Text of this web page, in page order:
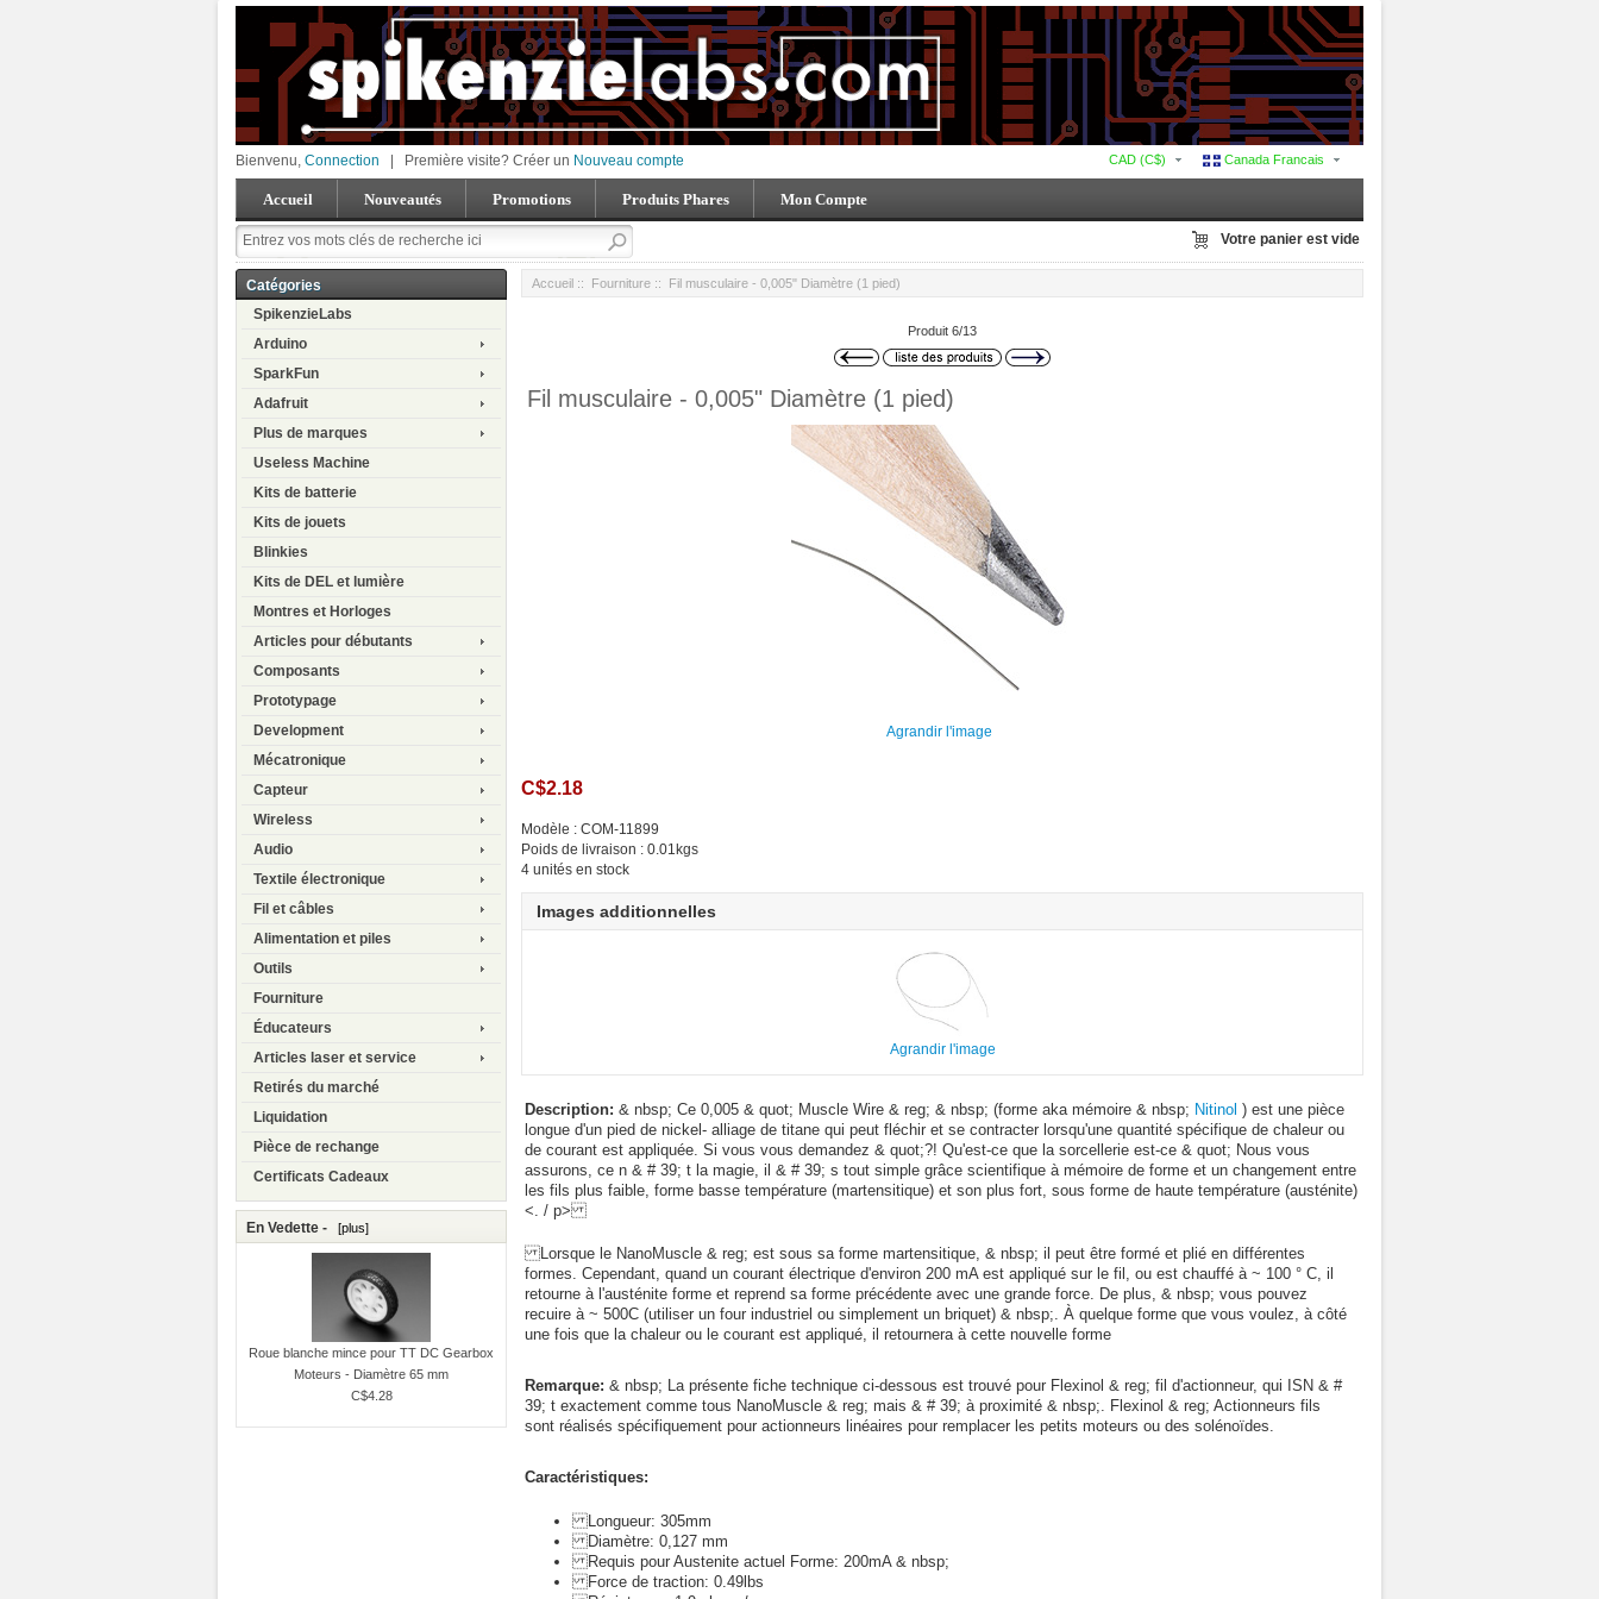
Canada Francais
CAD (C$)
Bienvenu, Connection Première visite? Créer un Nouveau compte
Accueil Nouveautés Promotions Produits Phares Mon Compte
Votre panier est vide
Catégories
SpikenzieLabs
Arduino
SparkFun
Adafruit
Plus de marques
Useless Machine
Kits de batterie
Kits de jouets
Blinkies
Kits de DEL et lumière
Montres et Horloges
Articles pour débutants
Composants
Prototypage
Development
Mécatronique
Capteur
Wireless
Audio
Textile électronique
Fil et câbles
Alimentation et piles
Outils
Fourniture
Éducateurs
Articles laser et service
Retirés du marché
Liquidation
Pièce de rechange
Certificats Cadeaux
En Vedette - [plus]
Roue blanche mince pour TT DC Gearbox
Moteurs - Diamètre 65 mm
C$4.28
Accueil :: Fourniture :: Fil musculaire - 0,005" Diamètre (1 pied)
Produit 6/13
Fil musculaire - 0,005" Diamètre (1 pied)
Agrandir l'image
C$2.18
Modèle : COM-11899
Poids de livraison : 0.01kgs
4 unités en stock
Images additionnelles
Agrandir l'image
Description: & nbsp; Ce 0,005 & quot; Muscle Wire & reg; & nbsp; (forme aka mémoire & nbsp; Nitinol ) est une pièce
longue d'un pied de nickel- alliage de titane qui peut fléchir et se contracter lorsqu'une quantité spécifique de chaleur ou
de courant est appliquée. Si vous vous demandez & quot;?! Qu'est-ce que la sorcellerie est-ce & quot; Nous vous
assurons, ce n & # 39; t la magie, il & # 39; s tout simple grâce scientifique à mémoire de forme et un changement entre
les fils plus faible, forme basse température (martensitique) et son plus fort, sous forme de haute température (austénite)
<. / p>
Lorsque le NanoMuscle & reg; est sous sa forme martensitique, & nbsp; il peut être formé et plié en différentes
formes. Cependant, quand un courant électrique d'environ 200 mA est appliqué sur le fil, ou est chauffé à ~ 100 ° C, il
retourne à l'austénite forme et reprend sa forme précédente avec une grande force. De plus, & nbsp; vous pouvez
recuire à ~ 500C (utiliser un four industriel ou simplement un briquet) & nbsp;. À quelque forme que vous voulez, à côté
une fois que la chaleur ou le courant est appliqué, il retournera à cette nouvelle forme
Remarque: & nbsp; La présente fiche technique ci-dessous est trouvé pour Flexinol & reg; fil d'actionneur, qui ISN & #
39; t exactement comme tous NanoMuscle & reg; mais & # 39; à proximité & nbsp;. Flexinol & reg; Actionneurs fils
sont réalisés spécifiquement pour actionneurs linéaires pour remplacer les petits moteurs ou des solénoïdes.
Caractéristiques:
Longueur: 305mm
Diamètre: 0,127 mm
Requis pour Austenite actuel Forme: 200mA & nbsp;
Force de traction: 0.49lbs